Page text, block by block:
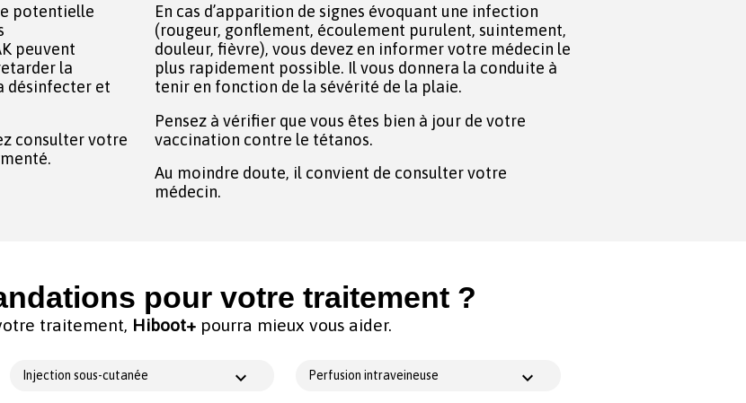
potentielle
peuvent
la
désinfecter et
consulter votre
En cas d’apparition de signes évoquant une infection
(rougeur, gonflement, écoulement purulent, suintement,
douleur, fièvre), vous devez en informer votre médecin le
plus rapidement possible. Il vous donnera la conduite à
tenir en fonction de la sévérité de la plaie.
Pensez à vérifier que vous êtes bien à jour de votre
vaccination contre le tétanos.
Au moindre doute, il convient de consulter votre
médecin.
pour votre traitement ?
traitement, Hiboot+ pourra mieux vous aider.
Injection sous-cutanée Perfusion intraveineuse